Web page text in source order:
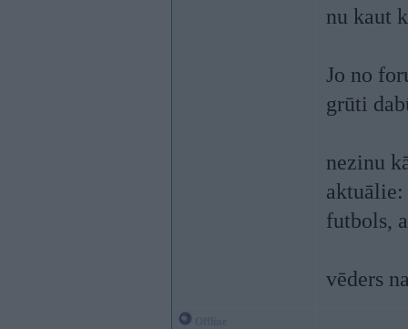
nu kaut
Jo no
grūti
nezinu
futbols,
vēders